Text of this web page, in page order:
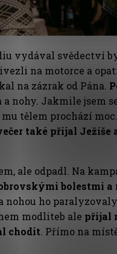
vydával svědectví
na motorce a
na zázrak od Pána.
a nohy. Jakmile jsem
tělem prochází moc.
také přijal Ježíše
ale odpadl. Na
bolestmi a
nohou ho
modliteb ale přijal
chodit. Přímo na